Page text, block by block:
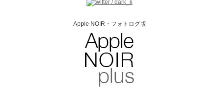
Apple NOIR・フォトログ版